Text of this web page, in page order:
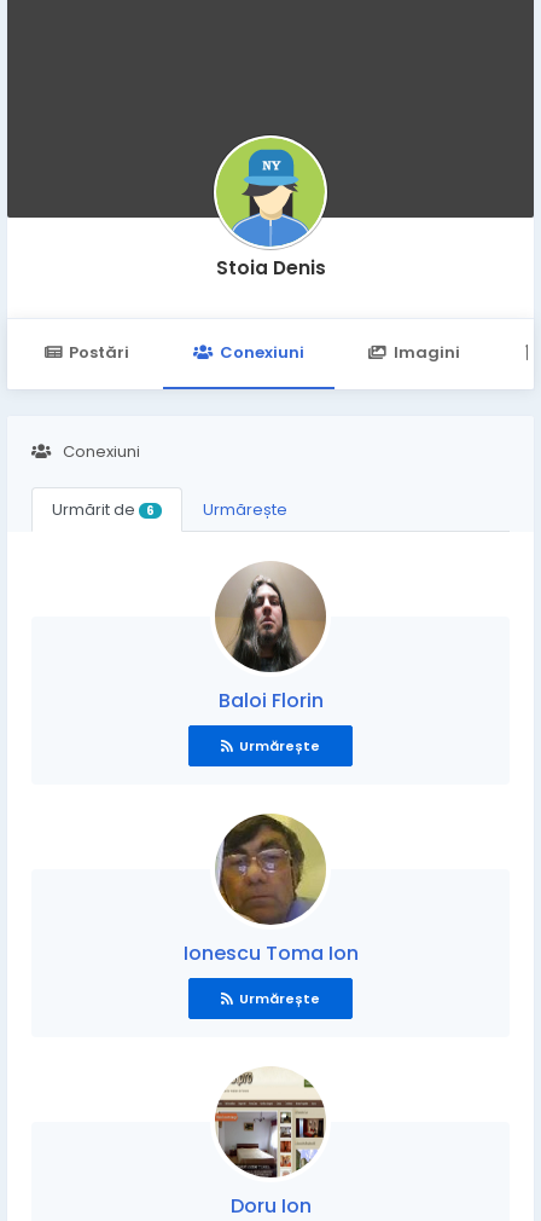
Stoia Denis
Postări Conexiuni Imagini
Conexiuni
Urmărit de 6 Urmărește
Baloi Florin
Urmărește
Ionescu Toma Ion
Urmărește
Doru Ion